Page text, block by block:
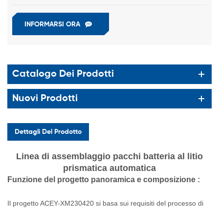
INFORMARSI ORA
Catalogo Dei Prodotti
Nuovi Prodotti
Dettagli Del Prodotto
Linea di assemblaggio pacchi batteria al
litio
prismatica automatica
Funzione del progetto panoramica e composizione :
Il progetto ACEY-XM230420 si basa sui requisiti del processo di